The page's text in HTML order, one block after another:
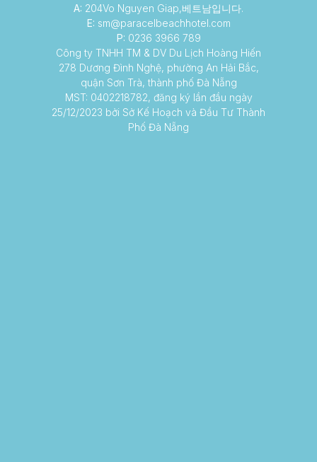
A: 204Vo Nguyen Giap,베트남입니다.
E: sm@paracelbeachhotel.com
P: 0236 3966 789
Công ty TNHH TM & DV Du Lịch Hoàng Hiến
278 Dương Đình Nghệ, phường An Hải Bắc,
quận Sơn Trà, thành phố Đà Nẵng
MST: 0402218782, đăng ký lần đầu ngày
25/12/2023 bởi Sở Kế Hoạch và Đầu Tư Thành
Phố Đà Nẵng